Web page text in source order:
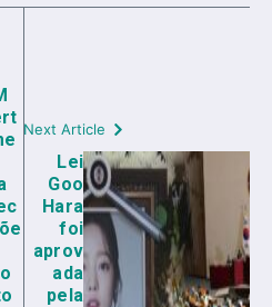
Next Article
Lei
Goo
Hara
foi
aprov
ada
pela